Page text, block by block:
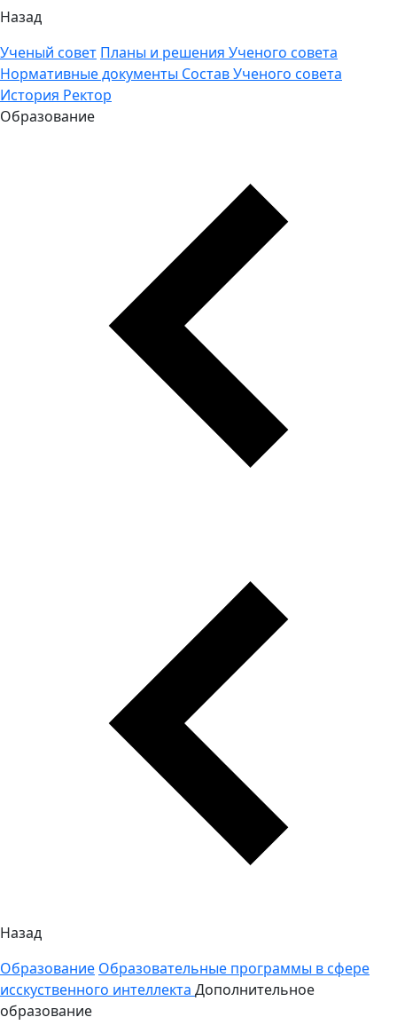
Назад
Ученый совет Планы и решения Ученого совета
Нормативные документы Состав Ученого совета
История Ректор
Образование
Назад
Образование Образовательные программы в сфере
исскуственного интеллекта Дополнительное
образование